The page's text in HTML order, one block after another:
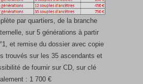
par quartiers, de la branche
sur 5 générations à partir
et remise du dossier avec copie
trouvés sur les 35 ascendants et
de fournir sur CD, sur clé
: 1 700 €